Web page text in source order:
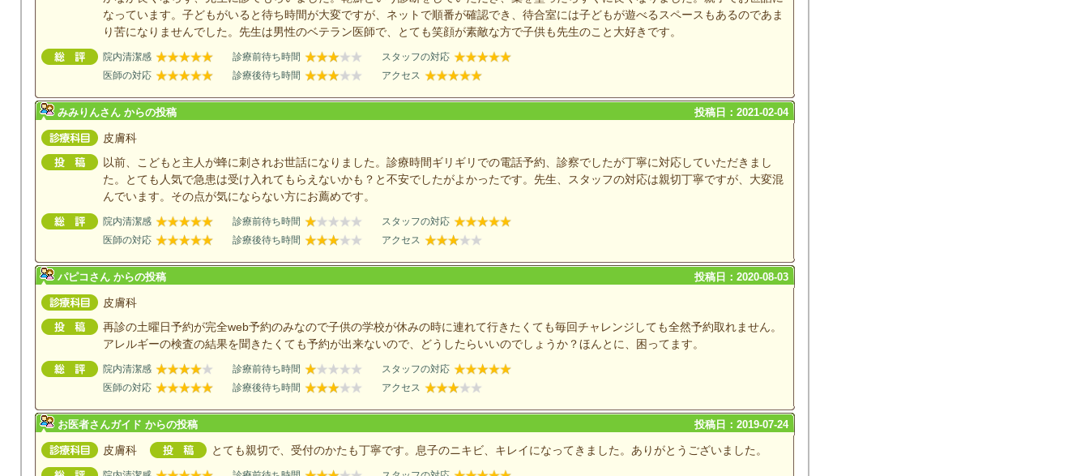
なっています。子どもがいると待ち時間が大変ですが、ネットで順番が確認でき、待合室には子どもが遊べるスペースもあるのであま
り苦になりませんでした。先生は男性のベテラン医師で、とても笑顔が素敵な方で子供も先生のこと大好きです。
院内清潔感 診療前待ち時間
スタッフの対応
医師の対応
診療後待ち時間 アクセス
みみりんさん からの投稿 投稿日：2021-02-04
皮膚科
以前、こどもと主人が蜂に刺されお世話になりました。診療時間ギリギリでの電話予約、診察でしたが丁寧に対応していただきまし
た。とても人気で急患は受け入れてもらえないかも？と不安でしたがよかったです。先生、スタッフの対応は親切丁寧ですが、大変混
んでいます。その点が気にならない方にお薦めです。
院内清潔感 診療前待ち時間
スタッフの対応
医師の対応
診療後待ち時間 アクセス
パピコさん からの投稿 投稿日：2020-08-03
皮膚科
再診の土曜日予約が完全web予約のみなので子供の学校が休みの時に連れて行きたくても毎回チャレンジしても全然予約取れません。
アレルギーの検査の結果を聞きたくても予約が出来ないので、どうしたらいいのでしょうか？ほんとに、困ってます。
院内清潔感 診療前待ち時間
スタッフの対応
医師の対応
診療後待ち時間 アクセス
お医者さんガイド からの投稿 投稿日：2019-07-24
皮膚科 とても親切で、受付のかたも丁寧です。息子のニキビ、キレイになってきました。ありがとうございました。